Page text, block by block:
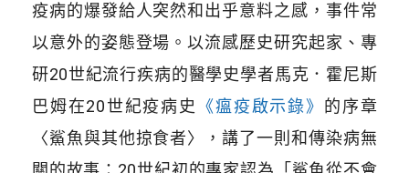
疫病的爆發給人突然和出乎意料之感，事件常
以意外的姿態登場。以流感歷史研究起家、專
研20世紀流行疾病的醫學史學者馬克．霍尼斯
巴姆在20世紀疫病史
《瘟疫啟示錄》 的序章
〈鯊魚與其他掠食者〉，講了一則和傳染病無